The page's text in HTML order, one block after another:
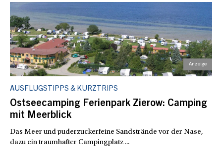
AUSFLUGSTIPPS & KURZTRIPS
Ostseecamping Ferienpark Zierow: Camping
mit Meerblick
Das Meer und puderzuckerfeine Sandstrände vor der Nase,
dazu ein traumhafter Campingplatz ...